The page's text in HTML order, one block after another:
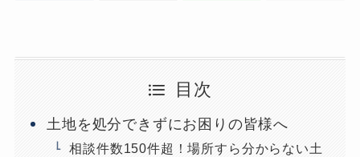
目次
土地を処分できずにお困りの皆様へ
相談件数150件超！場所すら分からない土